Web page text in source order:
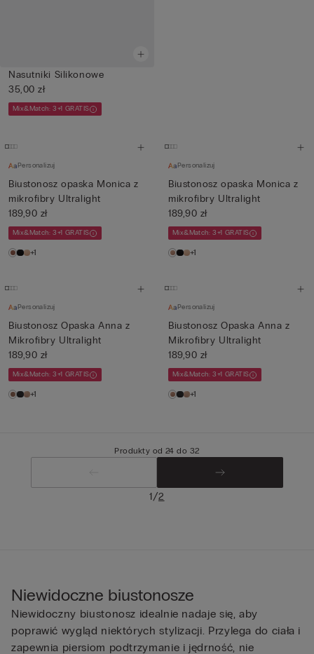
Nasutniki Silikonowe
35,00 zł
Mix&Match: 3+1 GRATIS
Personalizuj
Biustonosz opaska Monica z
mikrofibry Ultralight
189,90 zł
Mix&Match: 3+1 GRATIS
+1
Personalizuj
Biustonosz opaska Monica z
mikrofibry Ultralight
189,90 zł
Mix&Match: 3+1 GRATIS
+1
Personalizuj
Biustonosz Opaska Anna z
Mikrofibry Ultralight
189,90 zł
Mix&Match: 3+1 GRATIS
+1
Personalizuj
Biustonosz Opaska Anna z
Mikrofibry Ultralight
189,90 zł
Mix&Match: 3+1 GRATIS
+1
Produkty od 24 do 32
1/2
Niewidoczne biustonosze
Niewidoczny biustonosz idealnie nadaje się, aby
poprawić wygląd niektórych stylizacji. Przylega do ciała i
zapewnia piersiom podtrzymanie i jędrność, nie